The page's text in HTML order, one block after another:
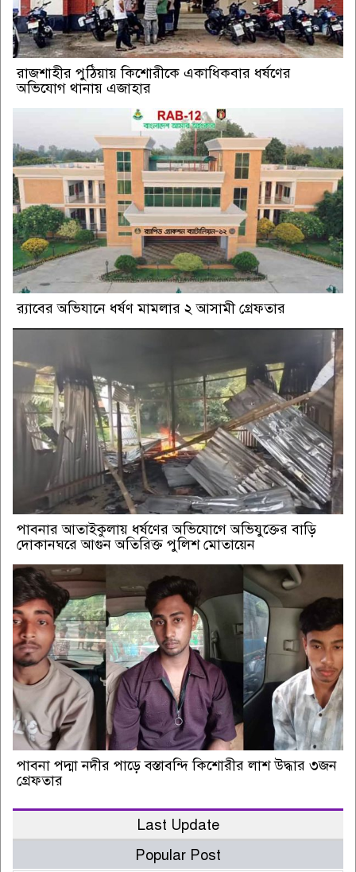
রাজশাহীর পুঠিয়ায় কিশোরীকে একাধিকবার ধর্ষণের
অভিযোগ থানায় এজাহার
র‌্যাবের অভিযানে ধর্ষণ মামলার ২ আসামী গ্রেফতার
পাবনার আতাইকুলায় ধর্ষণের অভিযোগে অভিযুক্তের বাড়ি
দোকানঘরে আগুন অতিরিক্ত পুলিশ মোতায়েন
পাবনা পদ্মা নদীর পাড়ে বস্তাবন্দি কিশোরীর লাশ উদ্ধার ৩জন
গ্রেফতার
Last Update
Popular Post